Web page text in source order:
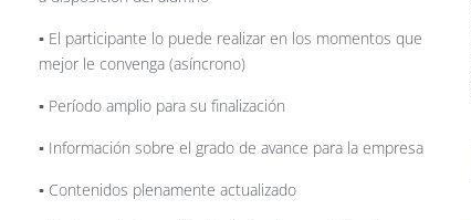
▪️ El participante lo puede realizar en los momentos que
mejor le convenga (asíncrono)
▪️ Período amplio para su finalización
▪️ Información sobre el grado de avance para la empresa
▪️ Contenidos plenamente actualizado